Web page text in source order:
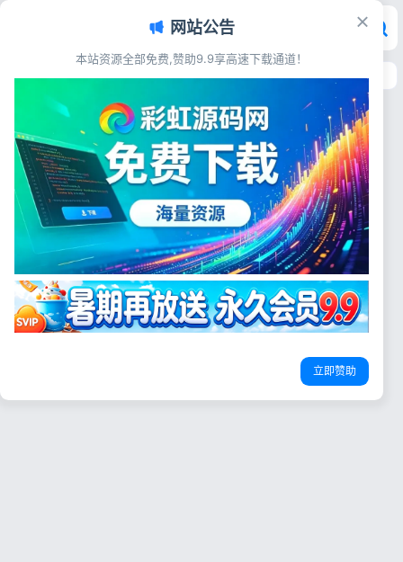
首页>标签：开源小程序源码
标签：开源小程序源码
做漫画小程序别再踩坑了！这套
全开源商业版，小白也能直接上
线变现
想靠漫画小程序赚钱的朋友，是
不是都遇过这些糟心事？ 自己
开发吧，不懂代码，找技术团队
定制，报价动辄大几万，还得等
一两个月才能上线，后期改个小
功能都要额外加钱；网上找免费
源码，要么是残缺版，安装一半
小白做小程序 微信流量主赚钱 开源小程序源码
彩虹源码网 2026-06-02 28
网站公告
本站资源全部免费,赞助9.9享高速下载通道！
立即赞助